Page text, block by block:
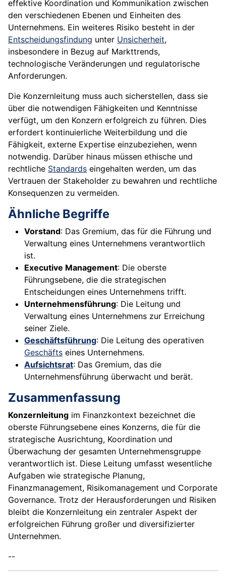
effektive Koordination und Kommunikation zwischen
den verschiedenen Ebenen und Einheiten des
Unternehmens. Ein weiteres Risiko besteht in der
Entscheidungsfindung unter Unsicherheit,
insbesondere in Bezug auf Markttrends,
technologische Veränderungen und regulatorische
Anforderungen.
Die Konzernleitung muss auch sicherstellen, dass sie
über die notwendigen Fähigkeiten und Kenntnisse
verfügt, um den Konzern erfolgreich zu führen. Dies
erfordert kontinuierliche Weiterbildung und die
Fähigkeit, externe Expertise einzubeziehen, wenn
notwendig. Darüber hinaus müssen ethische und
rechtliche Standards eingehalten werden, um das
Vertrauen der Stakeholder zu bewahren und rechtliche
Konsequenzen zu vermeiden.
Ähnliche Begriffe
Vorstand: Das Gremium, das für die Führung und
Verwaltung eines Unternehmens verantwortlich
ist.
Executive Management: Die oberste
Führungsebene, die die strategischen
Entscheidungen eines Unternehmens trifft.
Unternehmensführung: Die Leitung und
Verwaltung eines Unternehmens zur Erreichung
seiner Ziele.
Geschäftsführung: Die Leitung des operativen
Geschäfts eines Unternehmens.
Aufsichtsrat: Das Gremium, das die
Unternehmensführung überwacht und berät.
Zusammenfassung
Konzernleitung im Finanzkontext bezeichnet die
oberste Führungsebene eines Konzerns, die für die
strategische Ausrichtung, Koordination und
Überwachung der gesamten Unternehmensgruppe
verantwortlich ist. Diese Leitung umfasst wesentliche
Aufgaben wie strategische Planung,
Finanzmanagement, Risikomanagement und Corporate
Governance. Trotz der Herausforderungen und Risiken
bleibt die Konzernleitung ein zentraler Aspekt der
erfolgreichen Führung großer und diversifizierter
Unternehmen.
--